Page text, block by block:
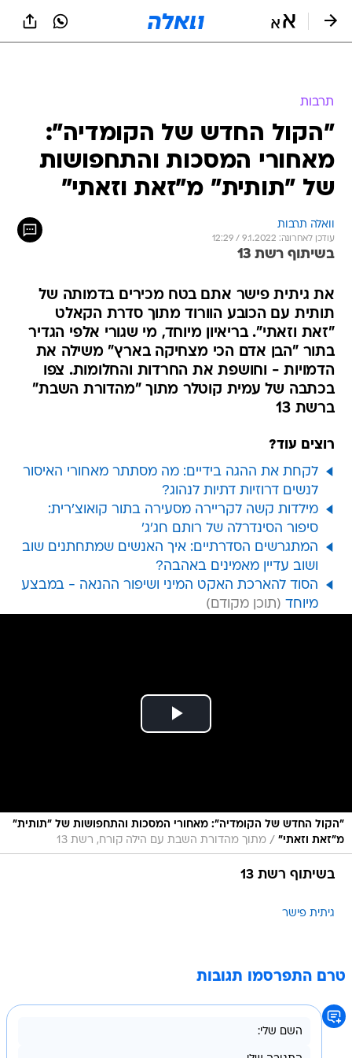
תרבות
"הקול החדש של הקומדיה":
מאחורי המסכות והתחפושות
של "תותית" מ"זאת וזאתי"
וואלה תרבות
עודכן לאחרונה: 9.1.2022 / 12:29
בשיתוף רשת 13
את גיתית פישר אתם בטח מכירים בדמותה של
תותית עם הכובע הוורוד מתוך סדרת הקאלט
"זאת וזאתי". בריאיון מיוחד, מי שגורי אלפי הגדיר
בתור "הבן אדם הכי מצחיקה בארץ" משילה את
הדמויות - וחושפת את החרדות והחלומות. צפו
בכתבה של עמית קוטלר מתוך "מהדורת השבת"
ברשת 13
רוצים עוד?
לקחת את ההגה בידיים: מה מסתתר מאחורי האיסור
לנשים דרוזיות דתיות לנהוג?
מילדות קשה לקריירה מסעירה בתור קואוצ'רית:
סיפור הסינדרלה של רותם חג'ג'
המתגרשים הסדרתיים: איך האנשים שמתחתנים שוב
ושוב עדיין מאמינים באהבה?
הסוד להארכת האקט המיני ושיפור ההנאה - במבצע
מיוחד
"הקול החדש של הקומדיה": מאחורי המסכות והתחפושות של "תותית"
מ"זאת וזאתי" / מתוך מהדורת השבת עם הילה קורח, רשת 13
בשיתוף רשת 13
גיתית פישר
טרם התפרסמו תגובות